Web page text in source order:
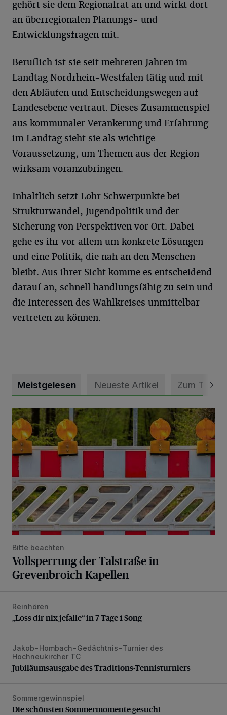
gehört sie dem Regionalrat an und wirkt dort
an überregionalen Planungs- und
Entwicklungsfragen mit.
Beruflich ist sie seit mehreren Jahren im
Landtag Nordrhein-Westfalen tätig und mit
den Abläufen und Entscheidungswegen auf
Landesebene vertraut. Dieses Zusammenspiel
aus kommunaler Verankerung und Erfahrung
im Landtag sieht sie als wichtige
Voraussetzung, um Themen aus der Region
wirksam voranzubringen.
Inhaltlich setzt Lohr Schwerpunkte bei
Strukturwandel, Jugendpolitik und der
Sicherung von Perspektiven vor Ort. Dabei
gehe es ihr vor allem um konkrete Lösungen
und eine Politik, die nah an den Menschen
bleibt. Aus ihrer Sicht komme es entscheidend
darauf an, schnell handlungsfähig zu sein und
die Interessen des Wahlkreises unmittelbar
vertreten zu können.
Meistgelesen Neueste Artikel Zum Thema
Vollsperrung der Talstraße in Grevenbroich-Kapellen
Bitte beachten
Vollsperrung der Talstraße in
Grevenbroich-Kapellen
„Loss dir nix jefalle“ in 7 Tage 1 Song
Reinhören
„Loss dir nix jefalle“ in 7 Tage 1 Song
Jubiläumsausgabe des Traditions-Tennisturniers
Jakob-Hombach-Gedächtnis-Turnier des
Hochneukircher TC
Jubiläumsausgabe des Traditions-Tennisturniers
Die schönsten Sommermomente gesucht
Sommergewinnspiel
Die schönsten Sommermomente gesucht